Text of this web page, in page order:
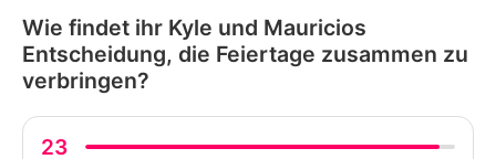
Wie findet ihr Kyle und Mauricios
Entscheidung, die Feiertage zusammen zu
verbringen?
23